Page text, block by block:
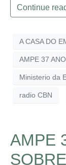
Continue
A CASA DO
AMPE 37
Ministerio da
radio CBN
AMPE